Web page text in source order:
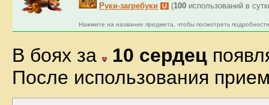
Руки-загребуки U (100 использований в
Нажмите на название предмета, чтобы посмотреть
В боях за 10 сердец
После использования